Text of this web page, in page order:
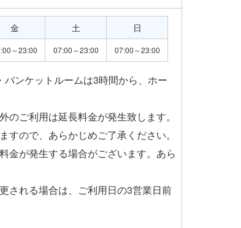
金
～23:00
土
07:00～23:00
日
07:00～23:00
ンケットルームは3時間から、ホー
ご利用は延長料金が発生致します。
ので、あらかじめご了承ください。
金が発生する場合がございます。あら
される場合は、ご利用日の3営業日前